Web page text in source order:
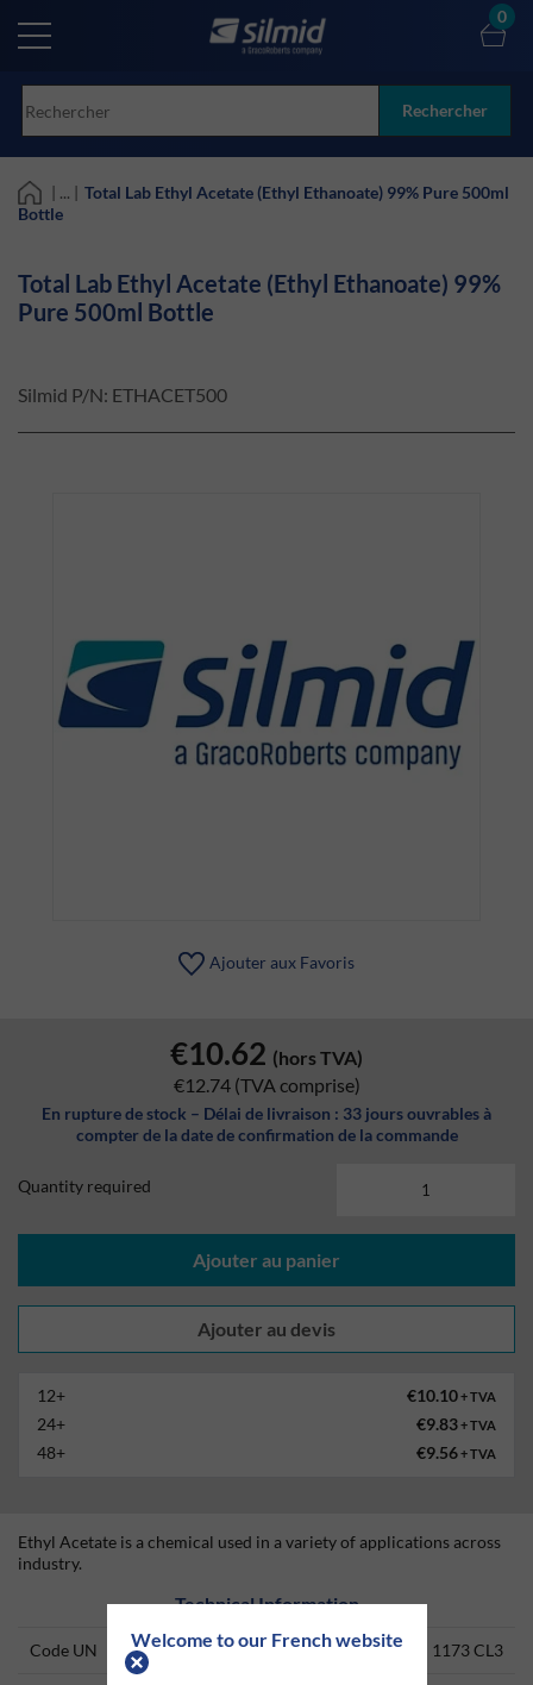
Welcome to our French website
main
Rechercher
0
| ... | Total Lab Ethyl Acetate (Ethyl Ethanoate) 99% Pure 500ml
Bottle
Total Lab Ethyl Acetate (Ethyl Ethanoate) 99%
Pure 500ml Bottle
Silmid P/N: ETHACET500
Ajouter aux Favoris
€10.62 (hors TVA)
€12.74 (TVA comprise)
En rupture de stock – Délai de livraison : 33 jours ouvrables à
compter de la date de confirmation de la commande
Quantity required
Ajouter au panier
12+ €10.10+ TVA
24+ €9.83+ TVA
48+ €9.56+ TVA
Ethyl Acetate is a chemical used in a variety of applications across
industry.
Technical Information
Code UN 1173 CL3